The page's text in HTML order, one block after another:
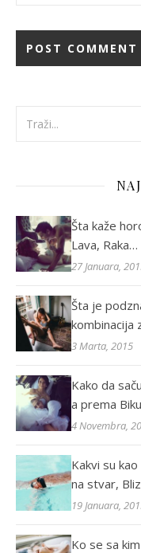
Šta kaže
Lava, Raka…
27 Januara,
Šta je
kombinacija
3 Marta, 2015
Kako da
a prema
4 Novembra,
Kakvi su
na stvar,
19 Januara,
Ko se sa